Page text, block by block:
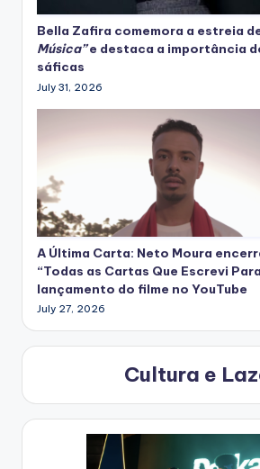
Bella Zafira comemora a estreia
Música”e destaca a importância
sáficas
July 31, 2026
A Última Carta: Neto Moura
“Todas as Cartas Que Escrevi
lançamento do filme no YouTube
July 27, 2026
Cultura e